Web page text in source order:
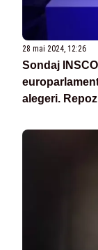
28 mai 2024, 12:26
Sondaj
alegeri.